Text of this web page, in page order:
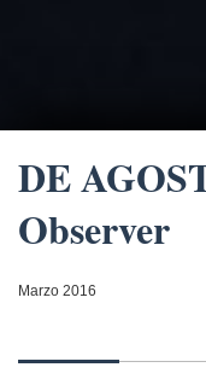
DE
Observer
Marzo 2016